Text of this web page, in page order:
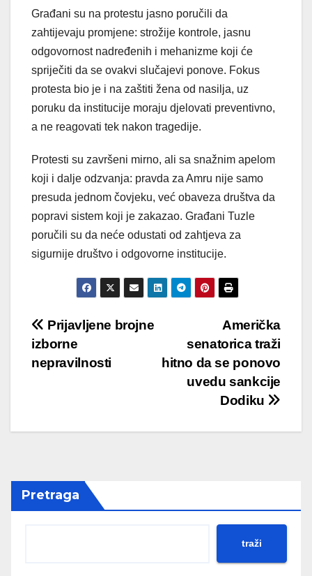
Građani su na protestu jasno poručili da
zahtijevaju promjene: strožije kontrole, jasnu
odgovornost nadređenih i mehanizme koji će
spriječiti da se ovakvi slučajevi ponove. Fokus
protesta bio je i na zaštiti žena od nasilja, uz
poruku da institucije moraju djelovati preventivno,
a ne reagovati tek nakon tragedije.
Protesti su završeni mirno, ali sa snažnim apelom
koji i dalje odzvanja: pravda za Amru nije samo
presuda jednom čovjeku, već obaveza društva da
popravi sistem koji je zakazao. Građani Tuzle
poručili su da neće odustati od zahtjeva za
sigurnije društvo i odgovorne institucije.
Post
navigation
Američka
senatorica traži
hitno da se ponovo
uvedu sankcije
Dodiku
Prijavljene brojne
izborne
nepravilnosti
Pretraga
traži